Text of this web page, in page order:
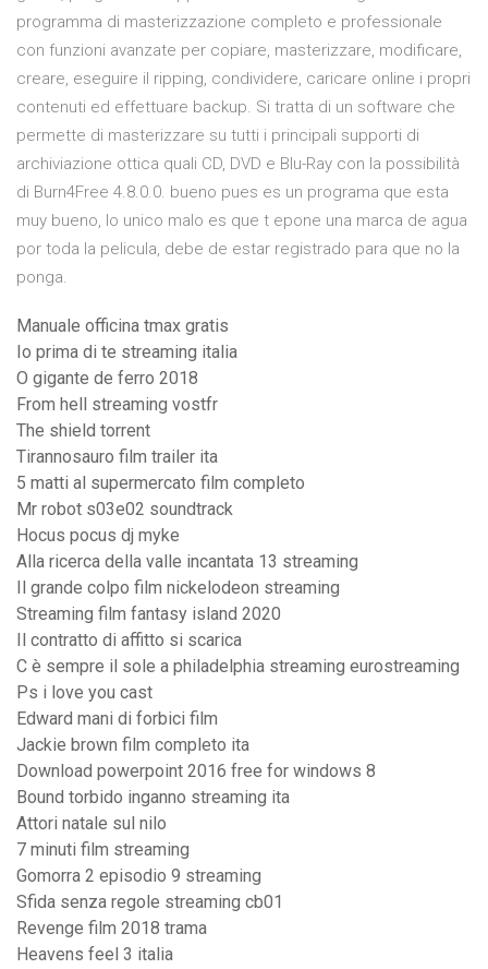
programma di masterizzazione completo e professionale
con funzioni avanzate per copiare, masterizzare, modificare,
creare, eseguire il ripping, condividere, caricare online i propri
contenuti ed effettuare backup. Si tratta di un software che
permette di masterizzare su tutti i principali supporti di
archiviazione ottica quali CD, DVD e Blu-Ray con la possibilità
di Burn4Free 4.8.0.0. bueno pues es un programa que esta
muy bueno, lo unico malo es que t epone una marca de agua
por toda la pelicula, debe de estar registrado para que no la
ponga.
Manuale officina tmax gratis
Io prima di te streaming italia
O gigante de ferro 2018
From hell streaming vostfr
The shield torrent
Tirannosauro film trailer ita
5 matti al supermercato film completo
Mr robot s03e02 soundtrack
Hocus pocus dj myke
Alla ricerca della valle incantata 13 streaming
Il grande colpo film nickelodeon streaming
Streaming film fantasy island 2020
Il contratto di affitto si scarica
C è sempre il sole a philadelphia streaming eurostreaming
Ps i love you cast
Edward mani di forbici film
Jackie brown film completo ita
Download powerpoint 2016 free for windows 8
Bound torbido inganno streaming ita
Attori natale sul nilo
7 minuti film streaming
Gomorra 2 episodio 9 streaming
Sfida senza regole streaming cb01
Revenge film 2018 trama
Heavens feel 3 italia